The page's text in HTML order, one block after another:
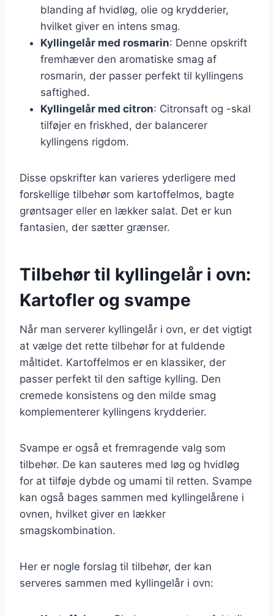
blanding af hvidløg, olie og krydderier,
hvilket giver en intens smag.
Kyllingelår med rosmarin: Denne opskrift
fremhæver den aromatiske smag af
rosmarin, der passer perfekt til kyllingens
saftighed.
Kyllingelår med citron: Citronsaft og -skal
tilføjer en friskhed, der balancerer
kyllingens rigdom.
Disse opskrifter kan varieres yderligere med
forskellige tilbehør som kartoffelmos, bagte
grøntsager eller en lækker salat. Det er kun
fantasien, der sætter grænser.
Tilbehør til kyllingelår i ovn:
Kartofler og svampe
Når man serverer kyllingelår i ovn, er det vigtigt
at vælge det rette tilbehør for at fuldende
måltidet. Kartoffelmos er en klassiker, der
passer perfekt til den saftige kylling. Den
cremede konsistens og den milde smag
komplementerer kyllingens krydderier.
Svampe er også et fremragende valg som
tilbehør. De kan sauteres med løg og hvidløg
for at tilføje dybde og umami til retten. Svampe
kan også bages sammen med kyllingelårene i
ovnen, hvilket giver en lækker
smagskombination.
Her er nogle forslag til tilbehør, der kan
serveres sammen med kyllingelår i ovn: